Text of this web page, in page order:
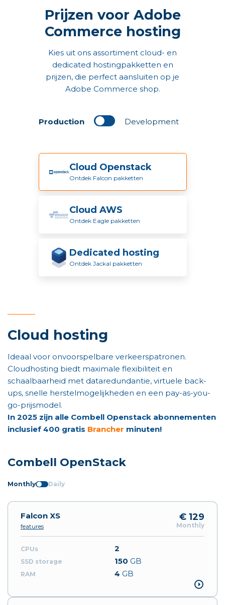
Prijzen voor Adobe
Commerce hosting
Kies uit ons assortiment cloud- en
dedicated hostingpakketten en
prijzen, die perfect aansluiten op je
Adobe Commerce shop.
Production Development
Cloud Openstack
Ontdek Falcon pakketten
Cloud AWS
Ontdek Eagle pakketten
Dedicated hosting
Ontdek Jackal pakketten
Cloud hosting
Ideaal voor onvoorspelbare verkeerspatronen.
Cloudhosting biedt maximale flexibiliteit en
schaalbaarheid met dataredundantie, virtuele back-
ups, snelle herstelmogelijkheden en een pay-as-you-
go-prijsmodel.
In 2025 zijn alle Combell Openstack abonnementen
inclusief 400 gratis Brancher minuten!
Combell OpenStack
Monthly Daily
Falcon XS
features
€ 129
Monthly
2
150 GB
4 GB